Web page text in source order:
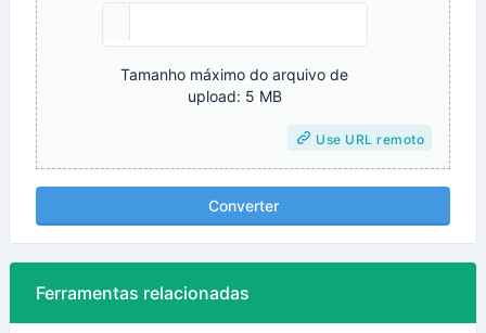
Tamanho máximo do arquivo de
upload: 5 MB
Use URL remoto
Converter
Ferramentas relacionadas